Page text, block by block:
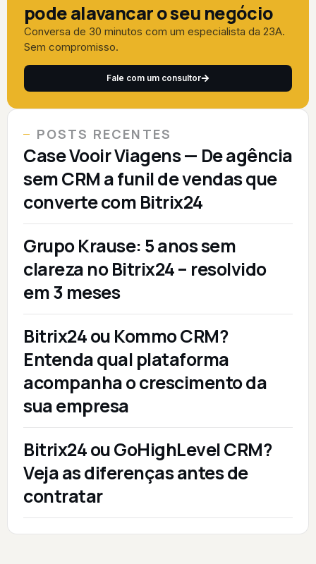
pode alavancar o seu negócio
Conversa de 30 minutos com um especialista da 23A.
Sem compromisso.
Fale com um consultor
POSTS RECENTES
Case Vooir Viagens — De agência
sem CRM a funil de vendas que
converte com Bitrix24
Grupo Krause: 5 anos sem
clareza no Bitrix24 – resolvido
em 3 meses
Bitrix24 ou Kommo CRM?
Entenda qual plataforma
acompanha o crescimento da
sua empresa
Bitrix24 ou GoHighLevel CRM?
Veja as diferenças antes de
contratar